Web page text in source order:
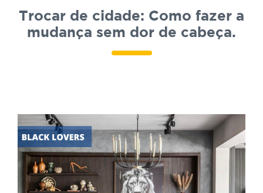
Trocar de cidade: Como fazer a
mudança sem dor de cabeça.